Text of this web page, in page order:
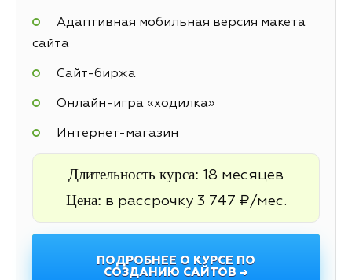
Адаптивная мобильная версия макета
сайта
Cайт-биржа
Онлайн-игра «ходилка»
Интернет-магазин
Длительность курса: 18 месяцев
Цена: в рассрочку 3 747 ₽/мес.
ПОДРОБНЕЕ О КУРСЕ ПО
СОЗДАНИЮ САЙТОВ →